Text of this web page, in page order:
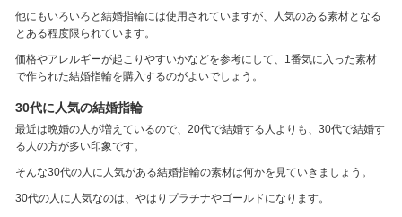
他にもいろいろと結婚指輪には使用されていますが、人気のある素材となる
とある程度限られています。
価格やアレルギーが起こりやすいかなどを参考にして、1番気に入った素材
で作られた結婚指輪を購入するのがよいでしょう。
30代に人気の結婚指輪
最近は晩婚の人が増えているので、20代で結婚する人よりも、30代で結婚す
る人の方が多い印象です。
そんな30代の人に人気がある結婚指輪の素材は何かを見ていきましょう。
30代の人に人気なのは、やはりプラチナやゴールドになります。